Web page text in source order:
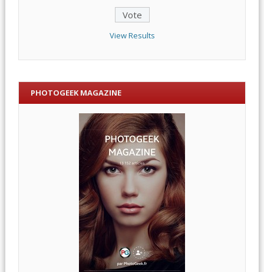
View Results
PHOTOGEEK MAGAZINE